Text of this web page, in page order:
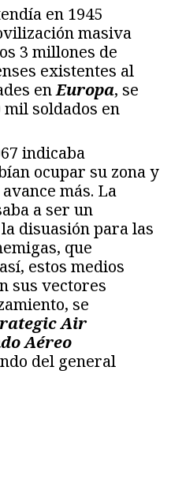
en 1945
masiva
3 millones de
existentes al
enEuropa, se
soldados en
indicaba
ocupar su zona y
más. La
a ser un
disuasión para las
que
estos medios
sus vectores
se
Air
Aéreo
del general